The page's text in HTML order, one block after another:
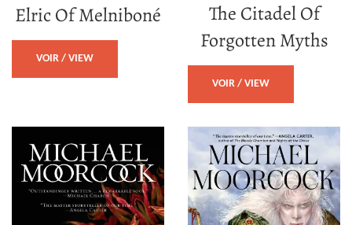
Elric Of Melniboné
VOIR / VIEW
The Citadel Of
Forgotten Myths
VOIR / VIEW